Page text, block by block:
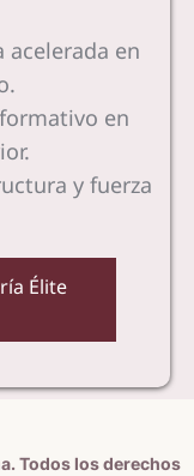
acelerada en
en
y fuerza
Élite
Todos los derechos